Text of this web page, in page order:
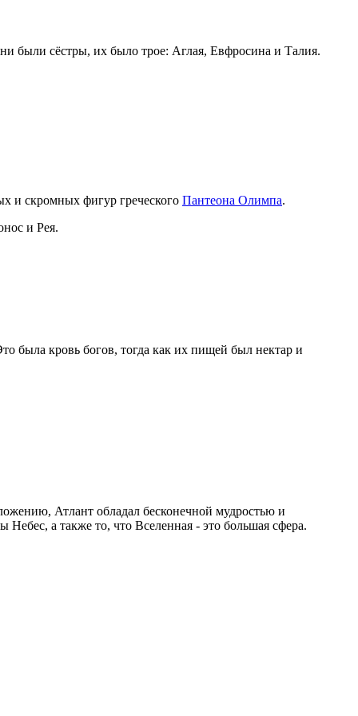
были сёстры, их было трое: Аглая, Евфросина и Талия.
и скромных фигур греческого Пантеона Олимпа.
и Рея.
была кровь богов, тогда как их пищей был нектар и
Атлант обладал бесконечной мудростью и
а также то, что Вселенная - это большая сфера.